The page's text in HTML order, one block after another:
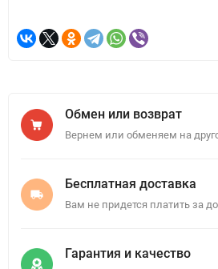
Обмен или возврат
Вернем или обменяем на
Бесплатная доставка
Вам не придется платить за
Гарантия и качество